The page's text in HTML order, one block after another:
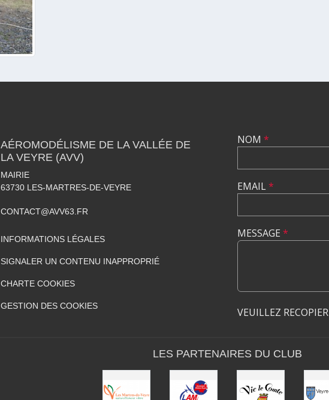
AÉROMODÉLISME DE LA VALLÉE DE
LA VEYRE (AVV)
MAIRIE
63730 LES-MARTRES-DE-VEYRE
CONTACT@AVV63.FR
INFORMATIONS LÉGALES
SIGNALER UN CONTENU INAPPROPRIÉ
CHARTE COOKIES
GESTION DES COOKIES
NOM *
EMAIL*
MESSAGE *
VEUILLEZ
LES PARTENAIRES DU CLUB